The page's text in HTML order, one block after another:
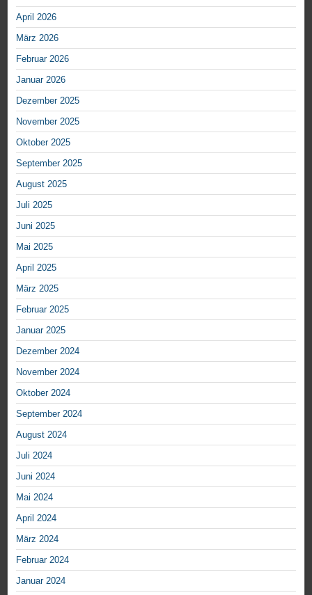
April 2026
März 2026
Februar 2026
Januar 2026
Dezember 2025
November 2025
Oktober 2025
September 2025
August 2025
Juli 2025
Juni 2025
Mai 2025
April 2025
März 2025
Februar 2025
Januar 2025
Dezember 2024
November 2024
Oktober 2024
September 2024
August 2024
Juli 2024
Juni 2024
Mai 2024
April 2024
März 2024
Februar 2024
Januar 2024